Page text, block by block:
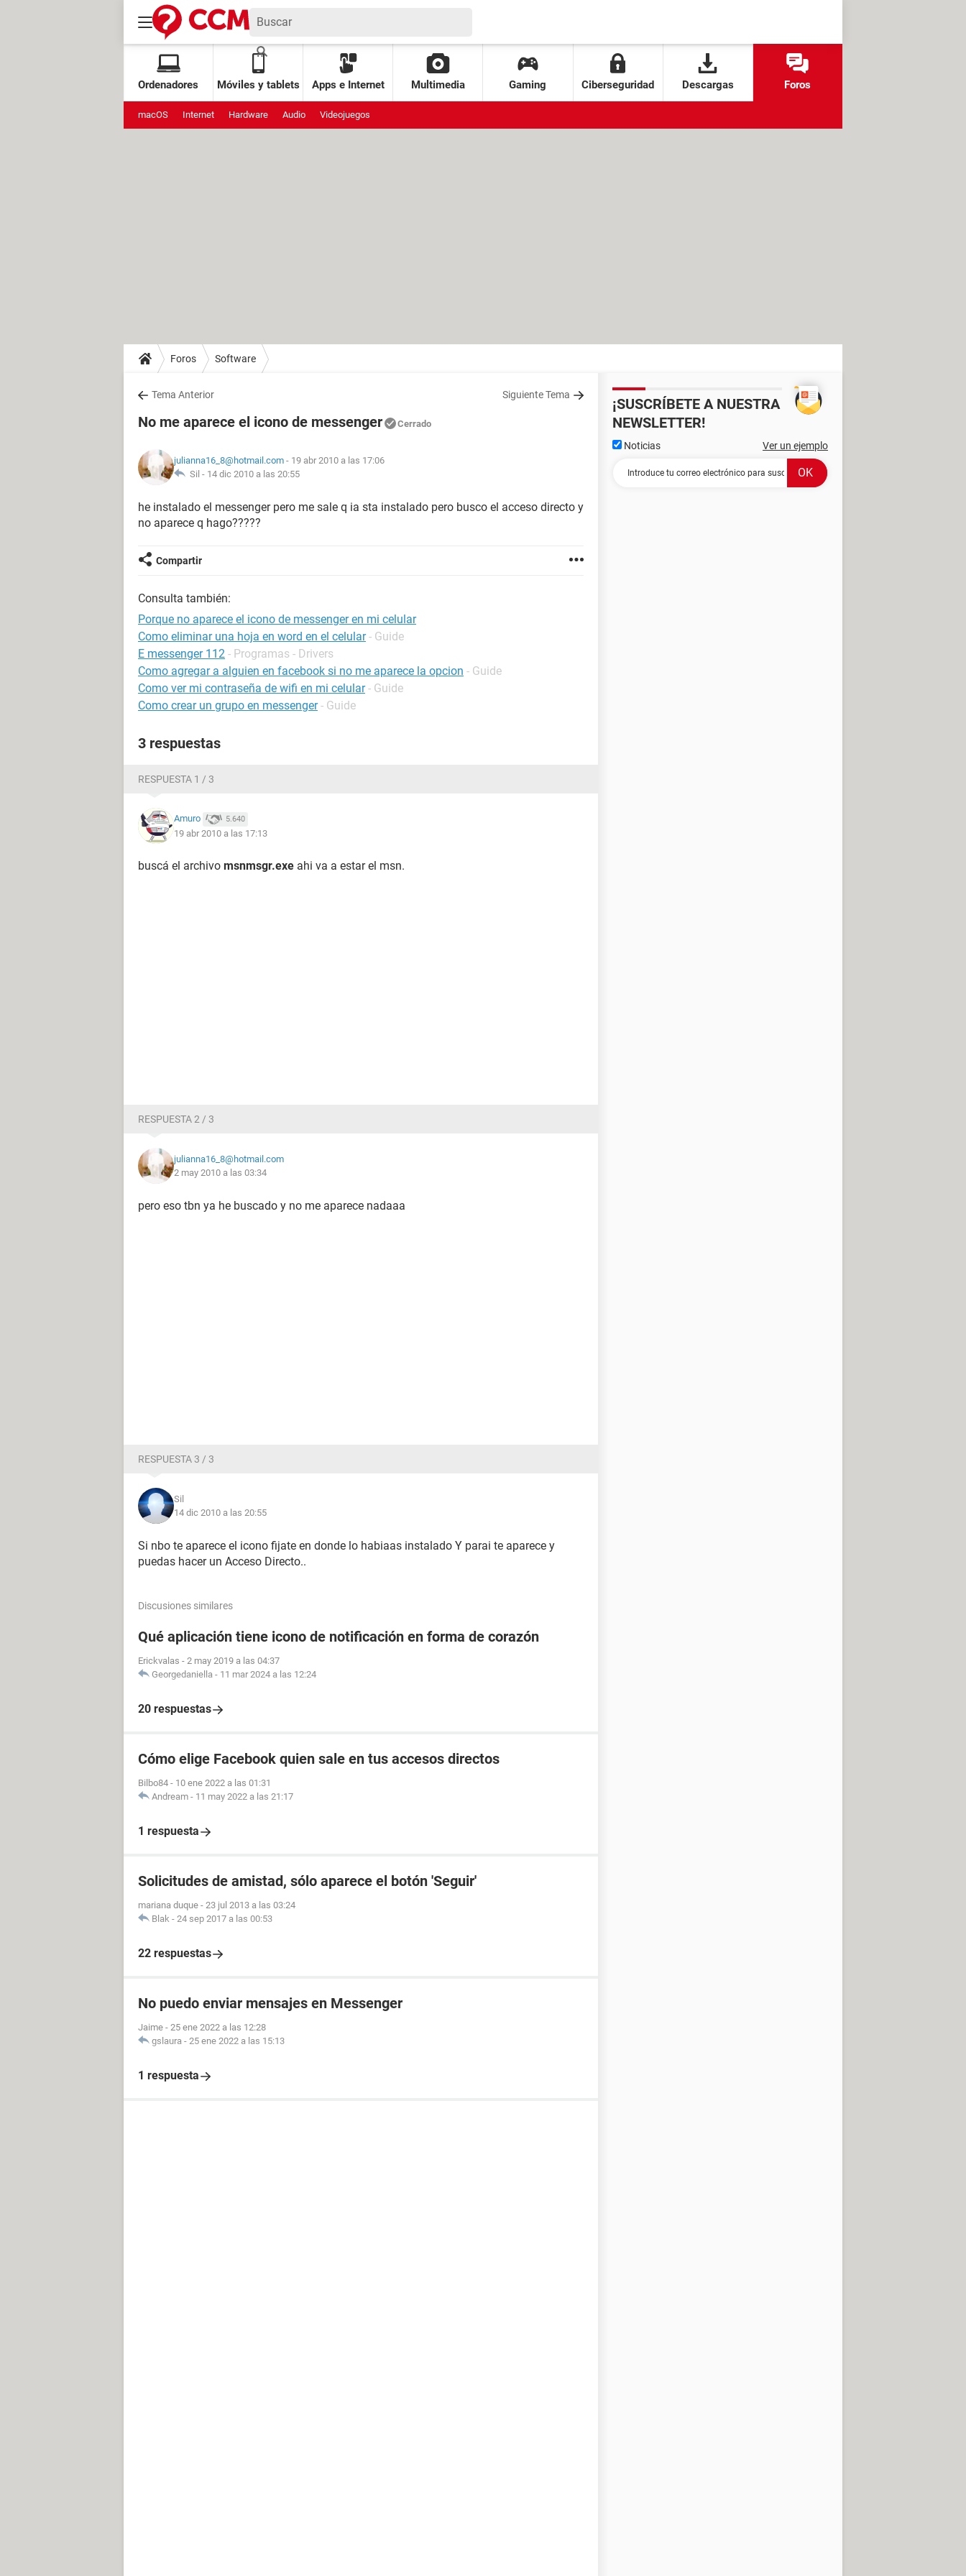
Ordenadores Móviles y tablets Apps e Internet Multimedia Gaming Ciberseguridad Descargas Foros
macOS Internet Hardware Audio Videojuegos
Foros Software
Tema Anterior Siguiente Tema
No me aparece el icono de messenger Cerrado
julianna16_8@hotmail.com - 19 abr 2010 a las 17:06
Sil - 14 dic 2010 a las 20:55
he instalado el messenger pero me sale q ia sta instalado pero busco el acceso directo y
no aparece q hago?????
Compartir
Consulta también:
Porque no aparece el icono de messenger en mi celular
Como eliminar una hoja en word en el celular - Guide
E messenger 112 - Programas - Drivers
Como agregar a alguien en facebook si no me aparece la opcion - Guide
Como ver mi contraseña de wifi en mi celular - Guide
Como crear un grupo en messenger - Guide
3 respuestas
RESPUESTA 1 / 3
Amuro 5.640
19 abr 2010 a las 17:13
buscá el archivo msnmsgr.exe ahi va a estar el msn.
RESPUESTA 2 / 3
julianna16_8@hotmail.com
2 may 2010 a las 03:34
pero eso tbn ya he buscado y no me aparece nadaaa
RESPUESTA 3 / 3
Sil
14 dic 2010 a las 20:55
Si nbo te aparece el icono fijate en donde lo habiaas instalado Y parai te aparece y
puedas hacer un Acceso Directo..
Discusiones similares
Qué aplicación tiene icono de notificación en forma de corazón
Erickvalas - 2 may 2019 a las 04:37
Georgedaniella - 11 mar 2024 a las 12:24
20 respuestas
Cómo elige Facebook quien sale en tus accesos directos
Bilbo84 - 10 ene 2022 a las 01:31
Andream - 11 may 2022 a las 21:17
1 respuesta
Solicitudes de amistad, sólo aparece el botón 'Seguir'
mariana duque - 23 jul 2013 a las 03:24
Blak - 24 sep 2017 a las 00:53
22 respuestas
No puedo enviar mensajes en Messenger
Jaime - 25 ene 2022 a las 12:28
gslaura - 25 ene 2022 a las 15:13
1 respuesta
¡SUSCRÍBETE A NUESTRA
NEWSLETTER!
Noticias Ver un ejemplo